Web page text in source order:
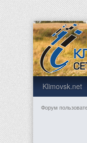
Klimovsk.net
Форум